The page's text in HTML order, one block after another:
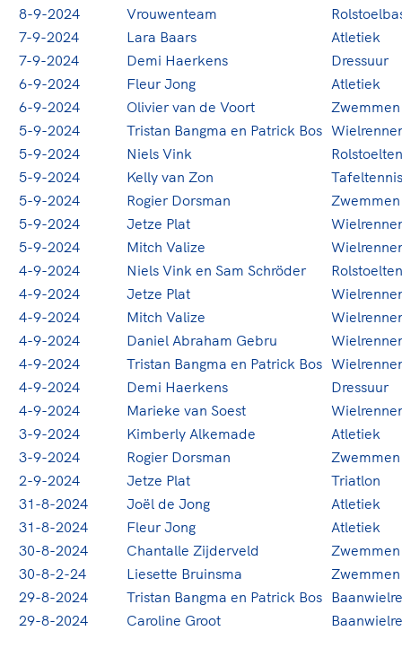
8-9-2024
Vrouwenteam
7-9-2024
Lara Baars
Atletiek
7-9-2024
Demi Haerkens
Dressuur
6-9-2024
Fleur Jong
Atletiek
6-9-2024
Olivier van de Voort
Zwemmen
5-9-2024
Tristan Bangma en Patrick Bos
5-9-2024
Niels Vink
5-9-2024
Kelly van Zon
Tafeltennis
5-9-2024
Rogier Dorsman
Zwemmen
5-9-2024
Jetze Plat
5-9-2024
Mitch Valize
4-9-2024
Niels Vink en Sam Schröder
4-9-2024
Jetze Plat
4-9-2024
Mitch Valize
4-9-2024
Daniel Abraham Gebru
4-9-2024
Tristan Bangma en Patrick Bos
4-9-2024
Demi Haerkens
Dressuur
4-9-2024
Marieke van Soest
3-9-2024
Kimberly Alkemade
Atletiek
3-9-2024
Rogier Dorsman
Zwemmen
2-9-2024
Jetze Plat
Triatlon
31-8-2024
Joël de Jong
Atletiek
31-8-2024
Fleur Jong
Atletiek
30-8-2024
Chantalle Zijderveld
Zwemmen
30-8-2-24
Liesette Bruinsma
Zwemmen
29-8-2024
Tristan Bangma en Patrick Bos
29-8-2024
Caroline Groot